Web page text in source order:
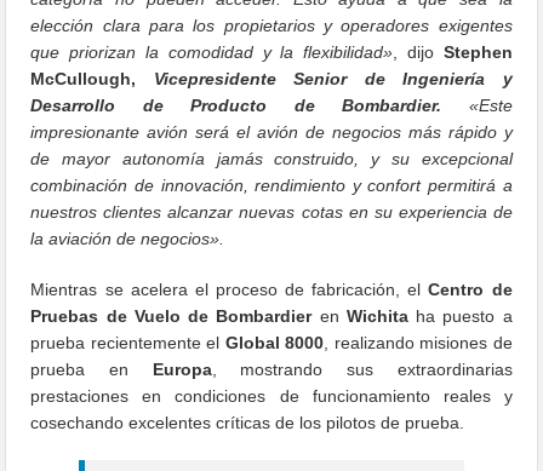
elección clara para los propietarios y operadores exigentes
que priorizan la comodidad y la flexibilidad» , dijo Stephen
McCullough, Vicepresidente Senior de Ingeniería y
Desarrollo de Producto de Bombardier. «Este
impresionante avión será el avión de negocios más rápido y
de mayor autonomía jamás construido, y su excepcional
combinación de innovación, rendimiento y confort permitirá a
nuestros clientes alcanzar nuevas cotas en su experiencia de
la aviación de negocios».
Mientras se acelera el proceso de fabricación, el Centro de
Pruebas de Vuelo de Bombardieren Wichitaha puesto a
prueba recientemente el Global 8000 , realizando misiones de
prueba en Europa, mostrando sus extraordinarias
prestaciones en condiciones de funcionamiento reales y
cosechando excelentes críticas de los pilotos de prueba.